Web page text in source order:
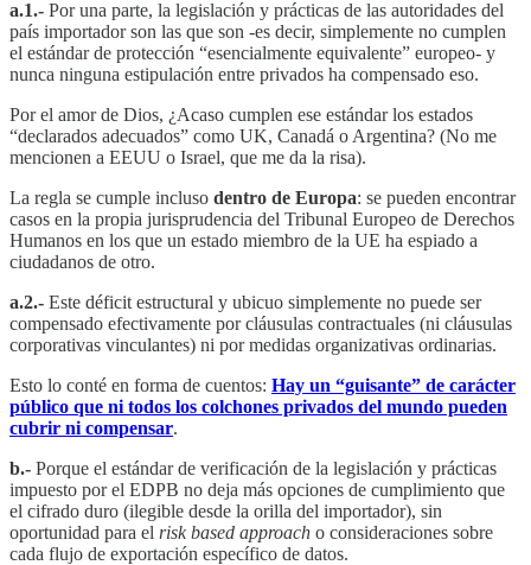
a.1.- Por una parte, la legislación y prácticas de las autoridades del
país importador son las que son -es decir, simplemente no cumplen
el estándar de protección “esencialmente equivalente” europeo- y
nunca ninguna estipulación entre privados ha compensado eso.
Por el amor de Dios, ¿Acaso cumplen ese estándar los estados
“declarados adecuados” como UK, Canadá o Argentina? (No me
mencionen a EEUU o Israel, que me da la risa).
La regla se cumple incluso dentro de Europa: se pueden encontrar
casos en la propia jurisprudencia del Tribunal Europeo de Derechos
Humanos en los que un estado miembro de la UE ha espiado a
ciudadanos de otro.
a.2.- Este déficit estructural y ubicuo simplemente no puede ser
compensado efectivamente por cláusulas contractuales (ni cláusulas
corporativas vinculantes) ni por medidas organizativas ordinarias.
Esto lo conté en forma de cuentos: Hay un “guisante” de carácter
público que ni todos los colchones privados del mundo pueden
cubrir ni compensar.
b.- Porque el estándar de verificación de la legislación y prácticas
impuesto por el EDPB no deja más opciones de cumplimiento que
el cifrado duro (ilegible desde la orilla del importador), sin
oportunidad para el risk based approach o consideraciones sobre
cada flujo de exportación específico de datos.